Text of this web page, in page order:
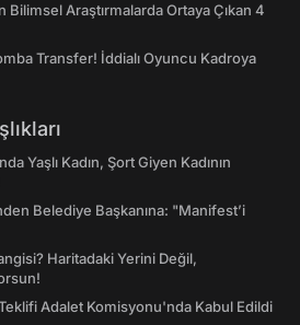
Araştırmalarda Ortaya Çıkan 4
Transfer! İddialı Oyuncu Kadroya
Yaşlı Kadın, Şort Giyen Kadının
Belediye Başkanına: "Manifest’i
Haritadaki Yerini Değil,
Teklifi Adalet Komisyonu'nda Kabul Edildi